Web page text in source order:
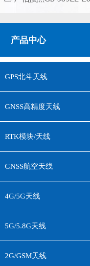
产品中心
GPS北斗天线
GNSS高精度天线
RTK模块/天线
GNSS航空天线
4G/5G天线
5G/5.8G天线
2G/GSM天线